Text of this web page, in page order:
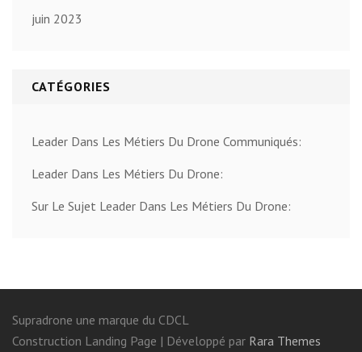
juin 2023
CATÉGORIES
Leader Dans Les Métiers Du Drone Communiqués:
Leader Dans Les Métiers Du Drone:
Sur Le Sujet Leader Dans Les Métiers Du Drone:
Supradrone une marque du CDCL
Construction Landing Page | Développé par Rara Themes